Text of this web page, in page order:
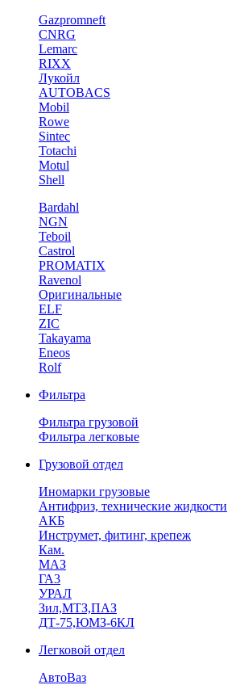
Gazpromneft
CNRG
Lemarc
RIXX
Лукойл
AUTOBACS
Mobil
Rowe
Sintec
Totachi
Motul
Shell
Bardahl
NGN
Teboil
Castrol
PROMATIX
Ravenol
Оригинальные
ELF
ZIC
Takayama
Eneos
Rolf
Фильтра
Фильтра грузовой
Фильтра легковые
Грузовой отдел
Иномарки грузовые
Антифриз, технические жидкости
АКБ
Инструмет, фитинг, крепеж
Кам.
МАЗ
ГА3
УРАЛ
Зил,МТЗ,ПАЗ
ДТ-75,ЮМЗ-6КЛ
Легковой отдел
АвтоВаз